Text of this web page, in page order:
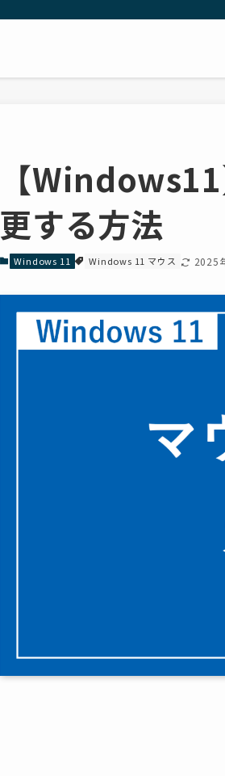
【
更する方法
Windows 11 Windows 11 マウス 2025